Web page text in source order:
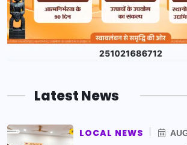
Latest News
LOCAL NEWS